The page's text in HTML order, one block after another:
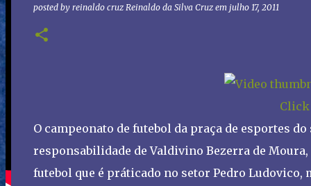
posted by reinaldo cruz Reinaldo da Silva Cruz em julho 17, 2011
Click
O campeonato de futebol da praça de esportes
responsabilidade de Valdivino Bezerra de
futebol que é práticado no setor Pedro